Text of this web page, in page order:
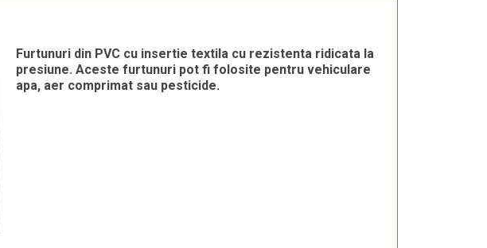
Furtunuri din PVC cu insertie textila cu rezistenta ridicata la
presiune. Aceste furtunuri pot fi folosite pentru vehiculare
apa, aer comprimat sau pesticide.